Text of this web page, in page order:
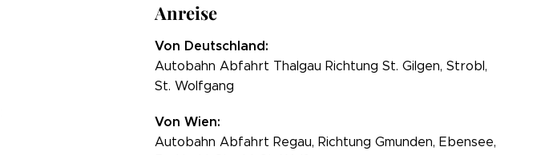
Anreise
Von Deutschland:
Autobahn Abfahrt Thalgau Richtung St. Gilgen, Strobl,
St. Wolfgang
Von Wien:
Autobahn Abfahrt Regau, Richtung Gmunden, Ebensee,